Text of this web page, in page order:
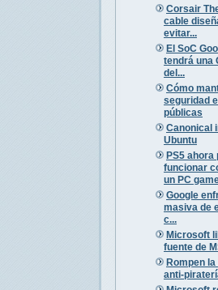
Corsair
cable
evitar...
El SoC
tendrá una
del...
Cómo
seguridad
públicas
Canonical
Ubuntu
PS5 ahora
funcionar
un PC
Google
masiva de
c...
Microsoft
fuente de
Rompen
anti-